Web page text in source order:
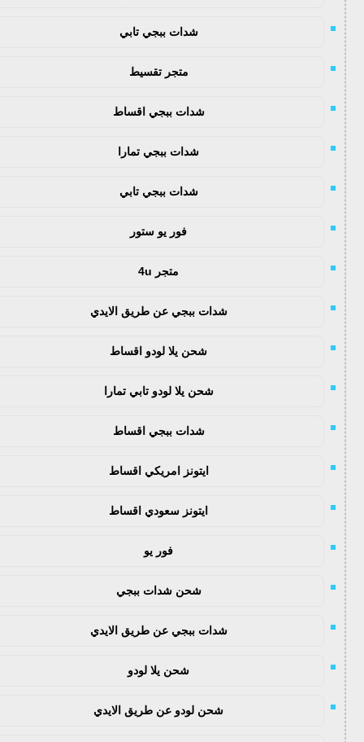
شدات ببجي تابي
متجر تقسيط
شدات ببجي اقساط
شدات ببجي تمارا
شدات ببجي تابي
فور يو ستور
متجر 4u
شدات ببجي عن طريق الايدي
شحن يلا لودو اقساط
شحن يلا لودو تابي تمارا
شدات ببجي اقساط
ايتونز امريكي اقساط
ايتونز سعودي اقساط
فور يو
شحن شدات ببجي
شدات ببجي عن طريق الايدي
شحن يلا لودو
شحن لودو عن طريق الايدي